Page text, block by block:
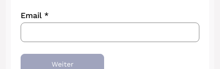
Email *
Weiter